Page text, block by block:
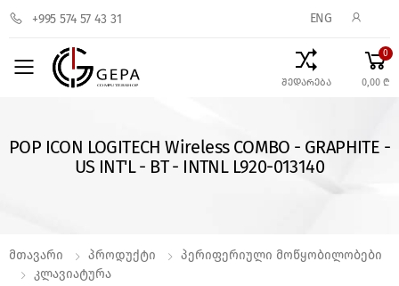
+995 574 57 43 31 ENG
Toggle mobile menu შედარება
0
0,00 ₾
POP ICON LOGITECH Wireless COMBO - GRAPHITE -
US INT'L - BT - INTNL L920-013140
Მთავარი Პროდუქტი
Პერიფერიული Მოწყობილობები
Კლავიატურა